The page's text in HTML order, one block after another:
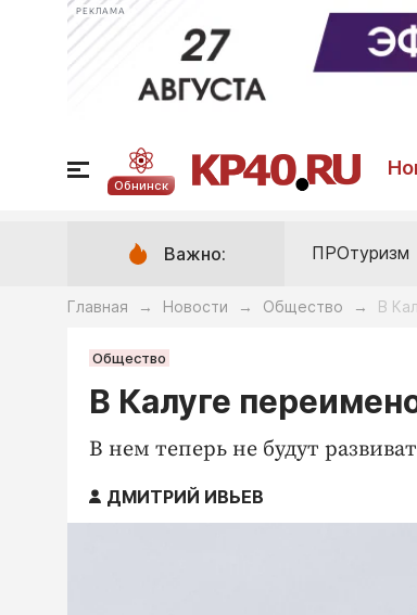
РЕКЛАМА
Обнинск
Важно: ПРОтуризм
Главная → Новости → Общество → В
Общество
В Калуге
В нем теперь не будут
ДМИТРИЙ ИВЬЕВ